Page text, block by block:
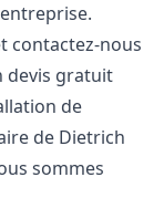
contactez-nous
devis gratuit
de
de Dietrich
sommes